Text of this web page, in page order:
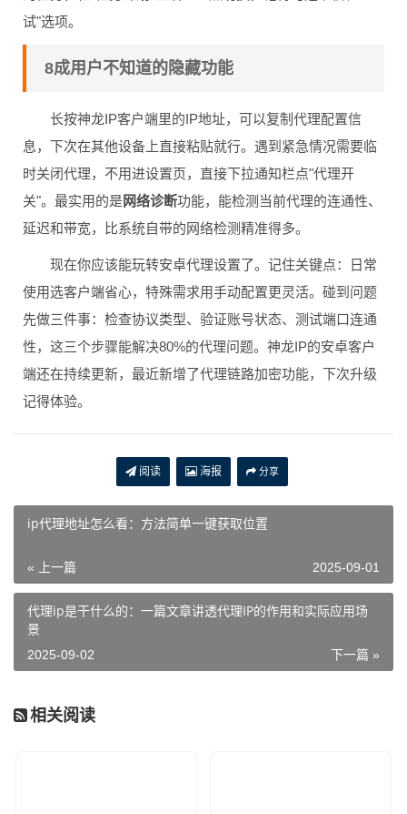
试"选项。
8成用户不知道的隐藏功能
长按神龙IP客户端里的IP地址，可以复制代理配置信
息，下次在其他设备上直接粘贴就行。遇到紧急情况需要临
时关闭代理，不用进设置页，直接下拉通知栏点"代理开
关"。最实用的是网络诊断功能，能检测当前代理的连通性、
延迟和带宽，比系统自带的网络检测精准得多。
现在你应该能玩转安卓代理设置了。记住关键点：日常
使用选客户端省心，特殊需求用手动配置更灵活。碰到问题
先做三件事：检查协议类型、验证账号状态、测试端口连通
性，这三个步骤能解决80%的代理问题。神龙IP的安卓客户
端还在持续更新，最近新增了代理链路加密功能，下次升级
记得体验。
阅读 海报 分享
ip代理地址怎么看：方法简单一键获取位置
« 上一篇 2025-09-01
代理ip是干什么的：一篇文章讲透代理IP的作用和实际应用场
景
下一篇 »
2025-09-02
相关阅读